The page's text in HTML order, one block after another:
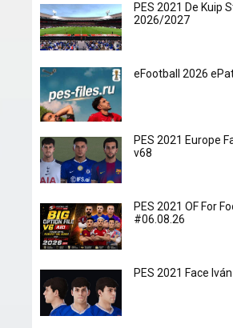
PES 2021 De Kuip
2026/2027
eFootball 2026
PES 2021 Europe
v68
PES 2021 OF For
#06.08.26
PES 2021 Face